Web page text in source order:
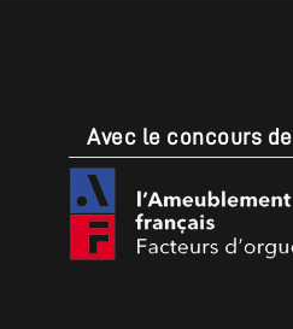
Avec le concours de